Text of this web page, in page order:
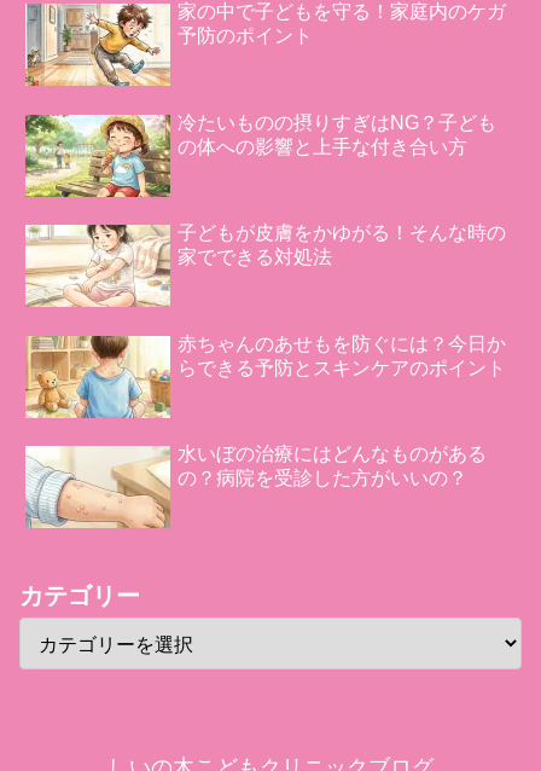
家の中で子どもを守る！家庭内のケガ
予防のポイント
冷たいものの摂りすぎはNG？子ども
の体への影響と上手な付き合い方
子どもが皮膚をかゆがる！そんな時の
家でできる対処法
赤ちゃんのあせもを防ぐには？今日か
らできる予防とスキンケアのポイント
水いぼの治療にはどんなものがある
の？病院を受診した方がいいの？
カテゴリー